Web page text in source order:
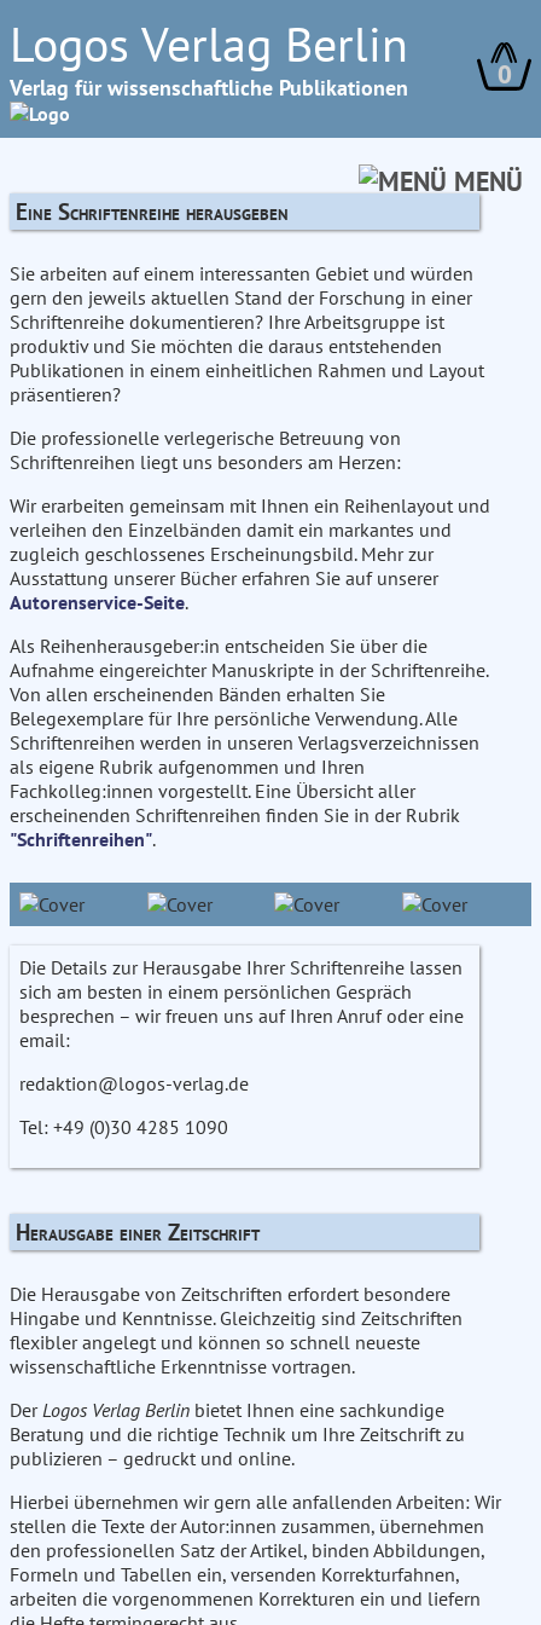
Logos Verlag Berlin
Verlag für wissenschaftliche Publikationen 0
MENÜ
Eine Schriftenreihe herausgeben
Sie arbeiten auf einem interessanten Gebiet und würden
gern den jeweils aktuellen Stand der Forschung in einer
Schriftenreihe dokumentieren? Ihre Arbeitsgruppe ist
produktiv und Sie möchten die daraus entstehenden
Publikationen in einem einheitlichen Rahmen und Layout
präsentieren?
Die professionelle verlegerische Betreuung von
Schriftenreihen liegt uns besonders am Herzen:
Wir erarbeiten gemeinsam mit Ihnen ein Reihenlayout und
verleihen den Einzelbänden damit ein markantes und
zugleich geschlossenes Erscheinungsbild. Mehr zur
Ausstattung unserer Bücher erfahren Sie auf unserer
Autorenservice-Seite.
Als Reihenherausgeber:in entscheiden Sie über die
Aufnahme eingereichter Manuskripte in der Schriftenreihe.
Von allen erscheinenden Bänden erhalten Sie
Belegexemplare für Ihre persönliche Verwendung. Alle
Schriftenreihen werden in unseren Verlagsverzeichnissen
als eigene Rubrik aufgenommen und Ihren
Fachkolleg:innen vorgestellt. Eine Übersicht aller
erscheinenden Schriftenreihen finden Sie in der Rubrik
"Schriftenreihen".
Die Details zur Herausgabe Ihrer Schriftenreihe lassen
sich am besten in einem persönlichen Gespräch
besprechen – wir freuen uns auf Ihren Anruf oder eine
email:
redaktion@logos-verlag.de
Tel: +49 (0)30 4285 1090
Herausgabe einer Zeitschrift
Die Herausgabe von Zeitschriften erfordert besondere
Hingabe und Kenntnisse. Gleichzeitig sind Zeitschriften
flexibler angelegt und können so schnell neueste
wissenschaftliche Erkenntnisse vortragen.
Der Logos Verlag Berlin bietet Ihnen eine sachkundige
Beratung und die richtige Technik um Ihre Zeitschrift zu
publizieren – gedruckt und online.
Hierbei übernehmen wir gern alle anfallenden Arbeiten: Wir
stellen die Texte der Autor:innen zusammen, übernehmen
den professionellen Satz der Artikel, binden Abbildungen,
Formeln und Tabellen ein, versenden Korrekturfahnen,
arbeiten die vorgenommenen Korrekturen ein und liefern